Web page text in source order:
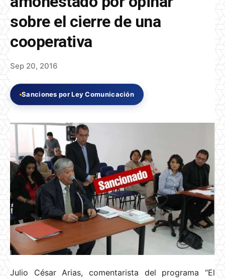
sobre el cierre de una
cooperativa
Sep 20, 2016
Sanciones por Ley Comunicación
Julio César Arias, comentarista del programa “El